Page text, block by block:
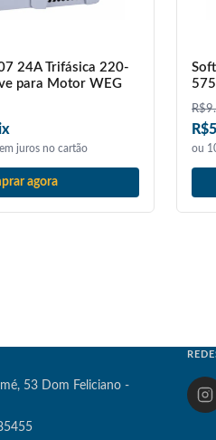
24A Trifásica 220-
para Motor WEG
juros no cartão
agora
R$
ou
53 Dom Feliciano -